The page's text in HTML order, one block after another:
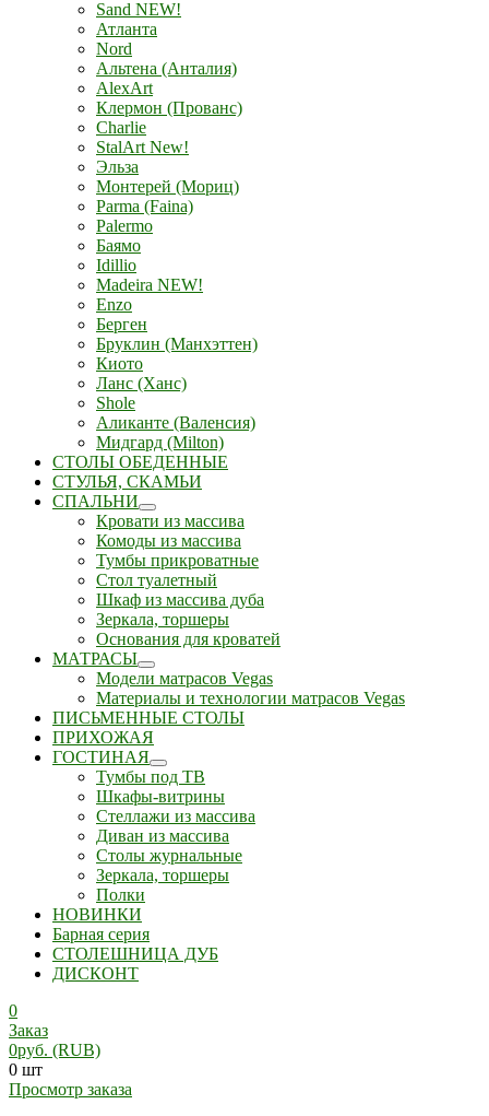
Sand NEW!
Атланта
Nord
Альтена (Анталия)
AlexArt
Клермон (Прованс)
Charlie
StalArt New!
Эльза
Монтерей (Мориц)
Parma (Faina)
Palermo
Баямо
Idillio
Madeira NEW!
Enzo
Берген
Бруклин (Манхэттен)
Киото
Ланс (Ханс)
Shole
Аликанте (Валенсия)
Мидгард (Milton)
СТОЛЫ ОБЕДЕННЫЕ
СТУЛЬЯ, СКАМЬИ
СПАЛЬНИ
Кровати из массива
Комоды из массива
Тумбы прикроватные
Стол туалетный
Шкаф из массива дуба
Зеркала, торшеры
Основания для кроватей
МАТРАСЫ
Модели матрасов Vegas
Материалы и технологии матрасов Vegas
ПИСЬМЕННЫЕ СТОЛЫ
ПРИХОЖАЯ
ГОСТИНАЯ
Тумбы под ТВ
Шкафы-витрины
Стеллажи из массива
Диван из массива
Столы журнальные
Зеркала, торшеры
Полки
НОВИНКИ
Барная серия
СТОЛЕШНИЦА ДУБ
ДИСКОНТ
0
Заказ
0руб. (RUB)
0 шт
Просмотр заказа